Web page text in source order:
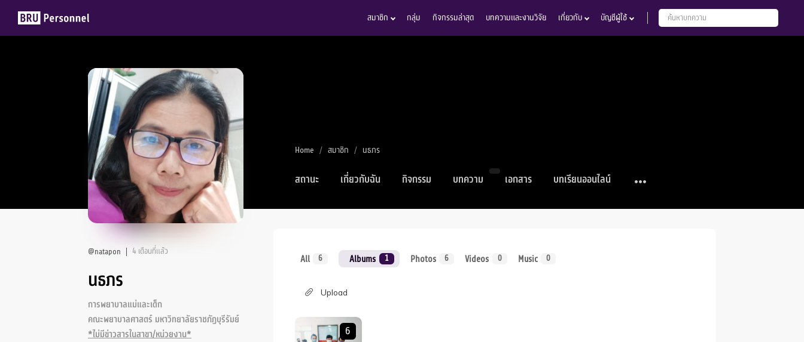
สมาชิก กลุ่ม กิจกรรมล่าสุด บทความและงานวิจัย เกี่ยวกับ บัญชีผู้ใช้
@natapon 4 เดือนที่แล้ว
นธภร
การพยาบาลแม่และเด็ก
คณะพยาบาลศาสตร์ มหาวิทยาลัยราชภัฏบุรีรัมย์
*ไม่มีข่าวสารในสาขา/หน่วยงาน*
Home สมาชิก นธภร
สถานะ เกี่ยวกับฉัน กิจกรรม บทความ เอกสาร บทเรียนออนไลน์
All 6 Albums 1 Photos 6 Videos 0 Music 0
Upload
6
Groups